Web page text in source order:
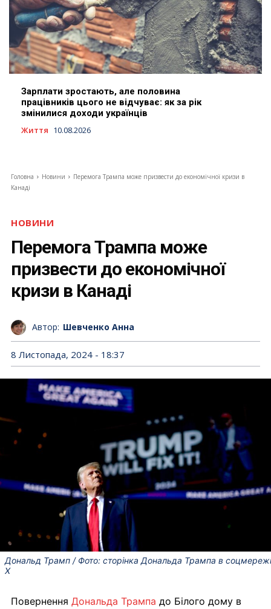
Зарплати зростають, але половина
працівників цього не відчуває: як за рік
змінилися доходи українців
Життя 10.08.2026